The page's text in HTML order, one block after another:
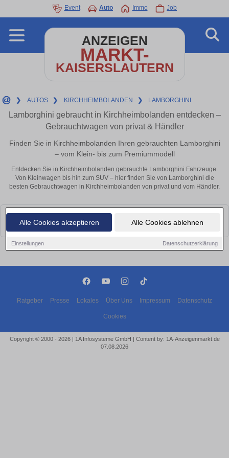
Alle Cookies akzeptieren Alle Cookies ablehnen
Einstellungen Datenschutzerklärung
Event Auto Immo Job
ANZEIGEN
MARKT-
KAISERSLAUTERN
❯ AUTOS ❯ KIRCHHEIMBOLANDEN ❯ LAMBORGHINI
Lamborghini gebraucht in Kirchheimbolanden entdecken –
Gebrauchtwagen von privat & Händler
Finden Sie in Kirchheimbolanden Ihren gebrauchten Lamborghini
– vom Klein- bis zum Premiummodell
Entdecken Sie in Kirchheimbolanden gebrauchte Lamborghini Fahrzeuge.
Von Kleinwagen bis hin zum SUV – hier finden Sie von Lamborghini die
besten Gebrauchtwagen in Kirchheimbolanden von privat und vom Händler.
Leider konnten wir derzeit keine passenden Autos finden. Schauen Sie
bald wieder vorbei!
Ratgeber Presse Lokales Über Uns Impressum Datenschutz
Cookies
Copyright © 2000 - 2026 | 1A Infosysteme GmbH | Content by: 1A-Anzeigenmarkt.de
07.08.2026